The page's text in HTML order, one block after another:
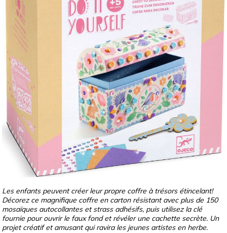
Les enfants peuvent créer leur propre coffre à trésors étincelant!
Décorez ce magnifique coffre en carton résistant avec plus de 150
mosaïques autocollantes et strass adhésifs, puis utilisez la clé
fournie pour ouvrir le faux fond et révéler une cachette secrète. Un
projet créatif et amusant qui ravira les jeunes artistes en herbe.